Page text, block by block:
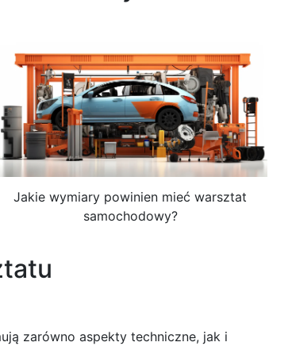
Jakie wymiary powinien mieć warsztat
samochodowy?
zarówno aspekty techniczne, jak i